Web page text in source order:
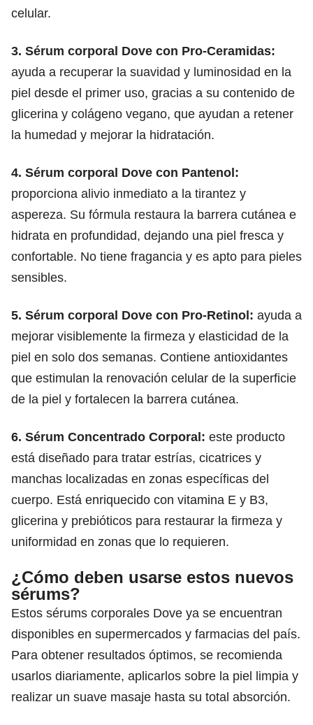
celular.
3. Sérum corporal Dove con Pro-Ceramidas:
ayuda a recuperar la suavidad y luminosidad en la
piel desde el primer uso, gracias a su contenido de
glicerina y colágeno vegano, que ayudan a retener
la humedad y mejorar la hidratación.
4. Sérum corporal Dove con Pantenol:
proporciona alivio inmediato a la tirantez y
aspereza. Su fórmula restaura la barrera cutánea e
hidrata en profundidad, dejando una piel fresca y
confortable. No tiene fragancia y es apto para pieles
sensibles.
5. Sérum corporal Dove con Pro-Retinol: ayuda a
mejorar visiblemente la firmeza y elasticidad de la
piel en solo dos semanas. Contiene antioxidantes
que estimulan la renovación celular de la superficie
de la piel y fortalecen la barrera cutánea.
6. Sérum Concentrado Corporal: este producto
está diseñado para tratar estrías, cicatrices y
manchas localizadas en zonas específicas del
cuerpo. Está enriquecido con vitamina E y B3,
glicerina y prebióticos para restaurar la firmeza y
uniformidad en zonas que lo requieren.
¿Cómo deben usarse estos nuevos
sérums?
Estos sérums corporales Dove ya se encuentran
disponibles en supermercados y farmacias del país.
Para obtener resultados óptimos, se recomienda
usarlos diariamente, aplicarlos sobre la piel limpia y
realizar un suave masaje hasta su total absorción.